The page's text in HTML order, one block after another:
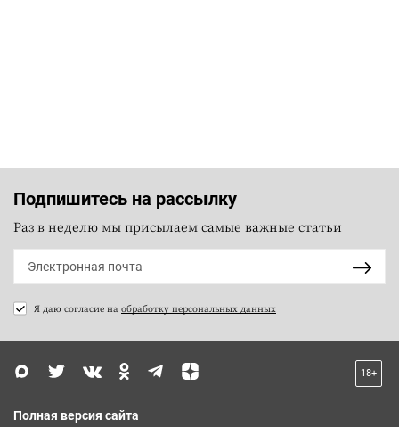
Подпишитесь на рассылку
Раз в неделю мы присылаем самые важные статьи
Я даю согласие на обработку персональных данных
18+
Полная версия сайта